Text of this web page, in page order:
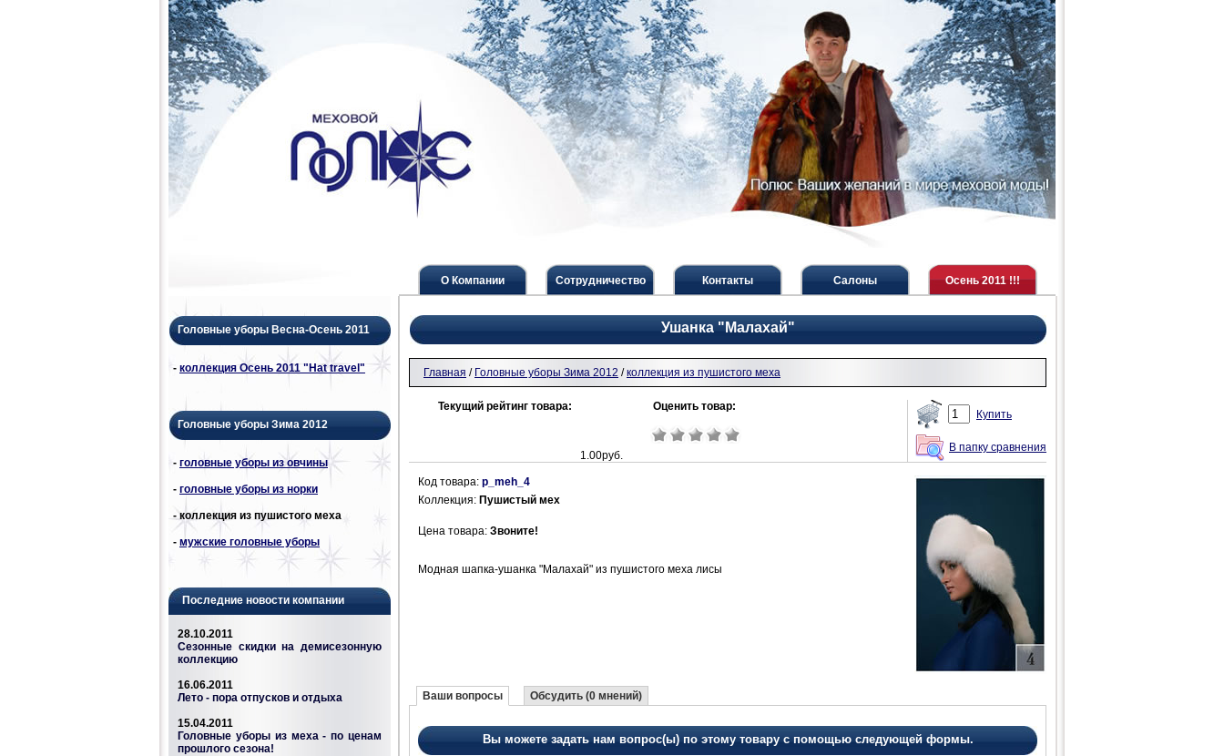
О Компании Сотрудничество Контакты Салоны Осень 2011 !!!
Головные уборы Весна-Осень 2011
- коллекция Осень 2011 "Hat travel"
Головные уборы Зима 2012
- головные уборы из овчины
- головные уборы из норки
- коллекция из пушистого меха
- мужские головные уборы
Последние новости компании
28.10.2011
Сезонные скидки на демисезонную
коллекцию
16.06.2011
Лето - пора отпусков и отдыха
15.04.2011
Головные уборы из меха - по ценам
прошлого сезона!
Ушанка "Малахай"
Главная / Головные уборы Зима 2012 /коллекция из пушистого меха
Текущий рейтинг товара: Оценить товар:
1.00руб.
Купить
В папку сравнения
Код товара: p_meh_4
Коллекция: Пушистый мех
Цена товара: Звоните!
Модная шапка-ушанка "Малахай" из пушистого меха лисы
Ваши вопросы Обсудить (0 мнений)
Вы можете задать нам вопрос(ы) по этому товару с помощью следующей формы.